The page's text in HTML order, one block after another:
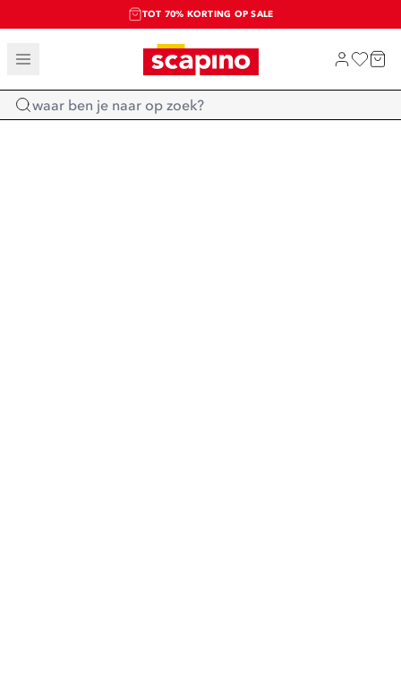
TOT 70% KORTING OP SALE
SALE: LAATSTE KANS!
SHOP NIEUW
Home